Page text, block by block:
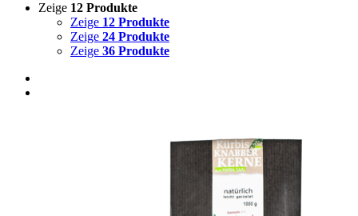
Zeige 12 Produkte
Zeige 12 Produkte
Zeige 24 Produkte
Zeige 36 Produkte